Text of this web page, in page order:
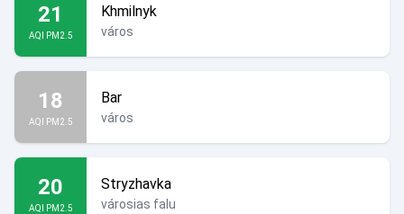
21
AQI PM2.5
Khmilnyk
város
18
AQI PM2.5
Bar
város
20
AQI PM2.5
Stryzhavka
városias falu